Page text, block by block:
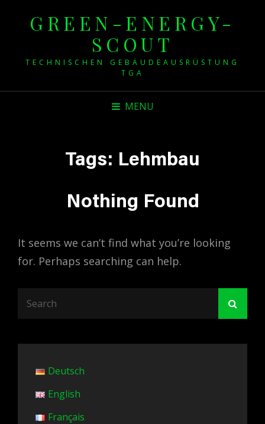
GREEN-ENERGY-
SCOUT
TECHNISCHEN GEBÄUDEAUSRÜSTUNG
TGA
MENU
Tags: Lehmbau
Nothing Found
It seems we can’t find what you’re looking
for. Perhaps searching can help.
Search
Deutsch
English
Français